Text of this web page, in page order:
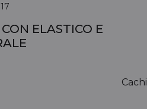
ELASTICO E
Cachi